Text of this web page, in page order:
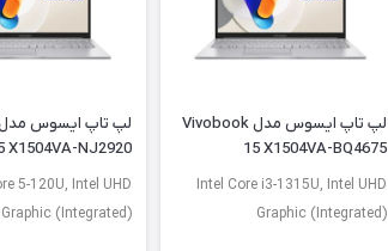
لپ تاپ ایسوس مدل Vivobook
15 X1504VA-BQ4675
Intel Core i3-1315U, Intel UHD
Graphic (Integrated)
X1504VA-NJ2920
5-120U, Intel UHD
Graphic (Integrated)